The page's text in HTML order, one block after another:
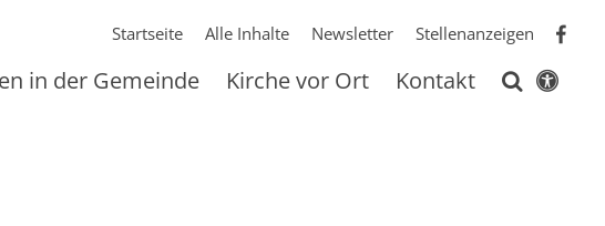
Startseite Alle Inhalte Newsletter Stellenanzeigen
in der Gemeinde Kirche vor Ort Kontakt